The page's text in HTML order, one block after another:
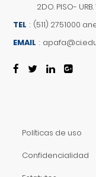
2DO. PISO-
TEL : (511) 2751000
EMAIL :
Políticas de uso
Confidencialidad